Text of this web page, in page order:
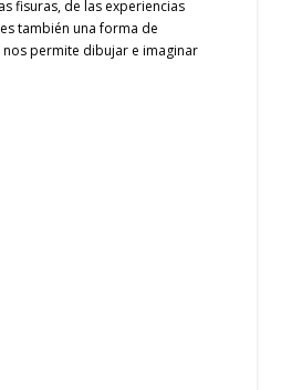
fisuras, de las experiencias
también una forma de
permite dibujar e imaginar